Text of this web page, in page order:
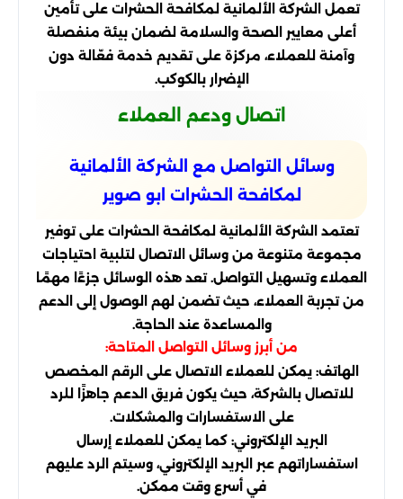
تعمل الشركة الألمانية لمكافحة الحشرات على تأمين
أعلى معايير الصحة والسلامة لضمان بيئة منفصلة
وآمنة للعملاء، مركزة على تقديم خدمة فعّالة دون
الإضرار بالكوكب.
اتصال ودعم العملاء
وسائل التواصل مع الشركة الألمانية
لمكافحة الحشرات ابو صوير
تعتمد الشركة الألمانية لمكافحة الحشرات على توفير
مجموعة متنوعة من وسائل الاتصال لتلبية احتياجات
العملاء وتسهيل التواصل. تعد هذه الوسائل جزءًا مهمًا
من تجربة العملاء، حيث تضمن لهم الوصول إلى الدعم
والمساعدة عند الحاجة.
من أبرز وسائل التواصل المتاحة:
الهاتف: يمكن للعملاء الاتصال على الرقم المخصص
للاتصال بالشركة، حيث يكون فريق الدعم جاهزًا للرد
على الاستفسارات والمشكلات.
البريد الإلكتروني: كما يمكن للعملاء إرسال
استفساراتهم عبر البريد الإلكتروني، وسيتم الرد عليهم
في أسرع وقت ممكن.